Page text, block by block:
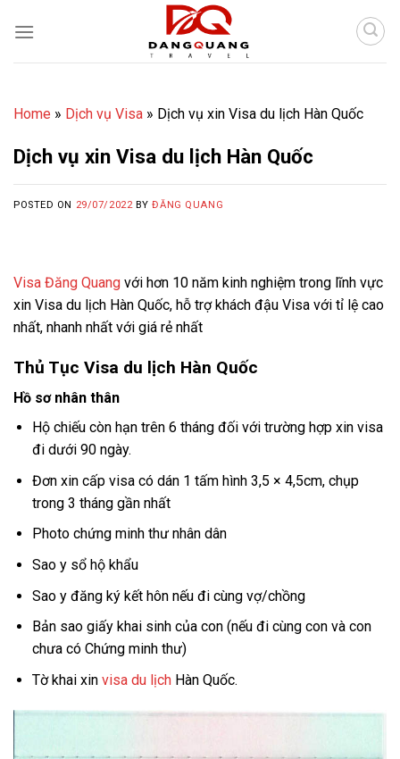
Home » Dịch vụ Visa » Dịch vụ xin Visa du lịch Hàn Quốc
Dịch vụ xin Visa du lịch Hàn Quốc
POSTED ON 29/07/2022 BYĐĂNG QUANG
Visa Đăng Quang với hơn 10 năm kinh nghiệm trong lĩnh vực
xin Visa du lịch Hàn Quốc, hỗ trợ khách đậu Visa với tỉ lệ cao
nhất, nhanh nhất với giá rẻ nhất
Thủ Tục Visa du lịch Hàn Quốc
Hồ sơ nhân thân
Hộ chiếu còn hạn trên 6 tháng đối với trường hợp xin visa
đi dưới 90 ngày.
Đơn xin cấp visa có dán 1 tấm hình 3,5 × 4,5cm, chụp
trong 3 tháng gần nhất
Photo chứng minh thư nhân dân
Sao y sổ hộ khẩu
Sao y đăng ký kết hôn nếu đi cùng vợ/chồng
Bản sao giấy khai sinh của con (nếu đi cùng con và con
chưa có Chứng minh thư)
Tờ khai xin visa du lịchHàn Quốc.